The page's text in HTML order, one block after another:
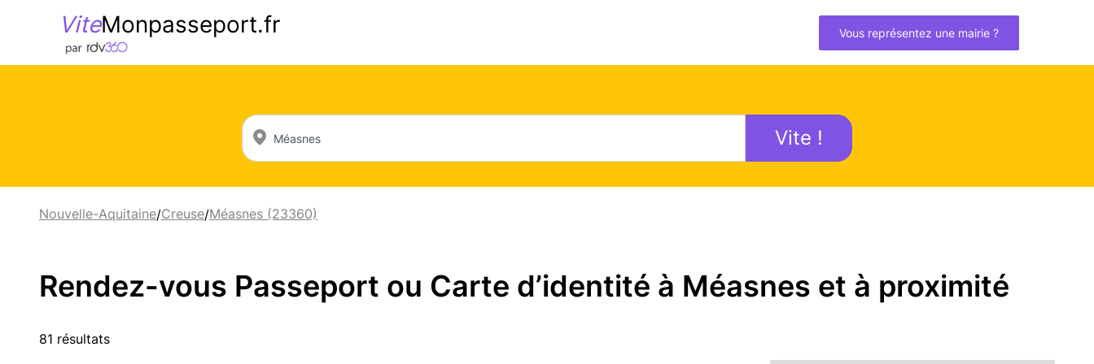
ViteMonpasseport.fr Vous représentez une mairie ?
Vite !
Nouvelle-Aquitaine/Creuse/Méasnes (23360)
Rendez-vous Passeport ou Carte d’identité à Méasnes et à proximité
81 résultats